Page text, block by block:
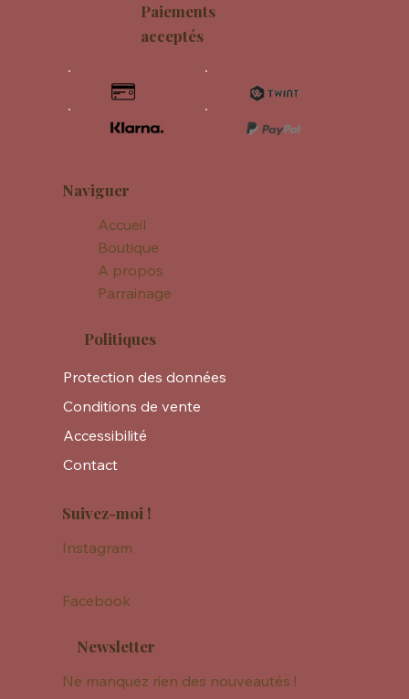
Naviguer
Accueil
Boutique
A propos
Parrainage
Politiques
Protection des données
Conditions de vente
Accessibilité
Contact
Suivez-moi !
Instagram
Facebook
Newsletter
Ne manquez rien des nouveautés !
Paiements
acceptés